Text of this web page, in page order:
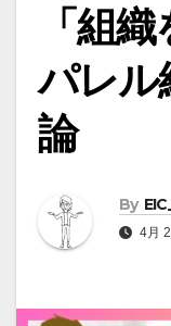
「組
パレル
論
By
4月